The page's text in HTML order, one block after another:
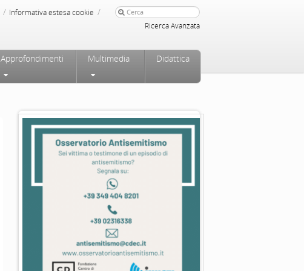
/ Informativa estesa cookie /
Ricerca Avanzata
Approfondimenti Multimedia Didattica